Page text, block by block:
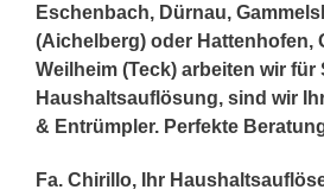
Eschenbach, Dürnau,
(Aichelberg) oder Hattenhofen,
Weilheim (Teck) arbeiten wir für
Haushaltsauflösung, sind wir
& Entrümpler. Perfekte
Fa. Chirillo, Ihr